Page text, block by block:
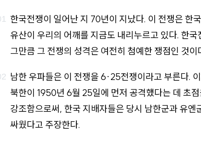
한국전쟁이 일어난 지 70년이 지났다. 이 전쟁은 한
유산이 우리의 어깨를 지금도 내리누르고 있다. 한
그만큼 그 전쟁의 성격은 여전히 첨예한 쟁점인 것이
남한 우파들은 이 전쟁을 6·25전쟁이라고 부른다.
북한이 1950년 6월 25일에 먼저 공격했다는 데 초
강조함으로써, 한국 지배자들은 당시 남한군과 유엔
싸웠다고 주장한다.